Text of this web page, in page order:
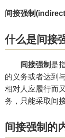
间接强制
什么是间接
间接强制 是
的义务或者达到
相对人应履行而
务，只能采取间
间接强制的